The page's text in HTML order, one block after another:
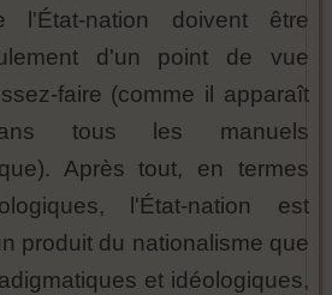
l'État-nation doivent être
d'un point de vue
faire (comme il apparaît
tous les manuels
Après tout, en termes
l'État-nation est
produit du nationalisme que
et idéologiques,